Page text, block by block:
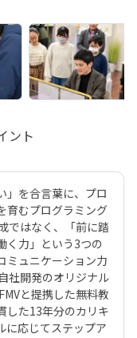
ント
」を合言葉に、プロ
育むプログラミング
ではなく、「前に踏
く力」という3つの
ミュニケーション力
社開発のオリジナル
と提携した無料教
した13年分のカリキ
に応じてステップア